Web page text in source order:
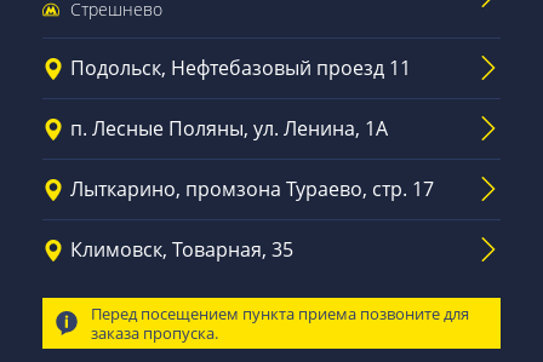
Стрешнево
Подольск, Нефтебазовый проезд 11
п. Лесные Поляны, ул. Ленина, 1А
Лыткарино, промзона Тураево, стр. 17
Климовск, Товарная, 35
Перед посещением пункта приема позвоните для
заказа пропуска.